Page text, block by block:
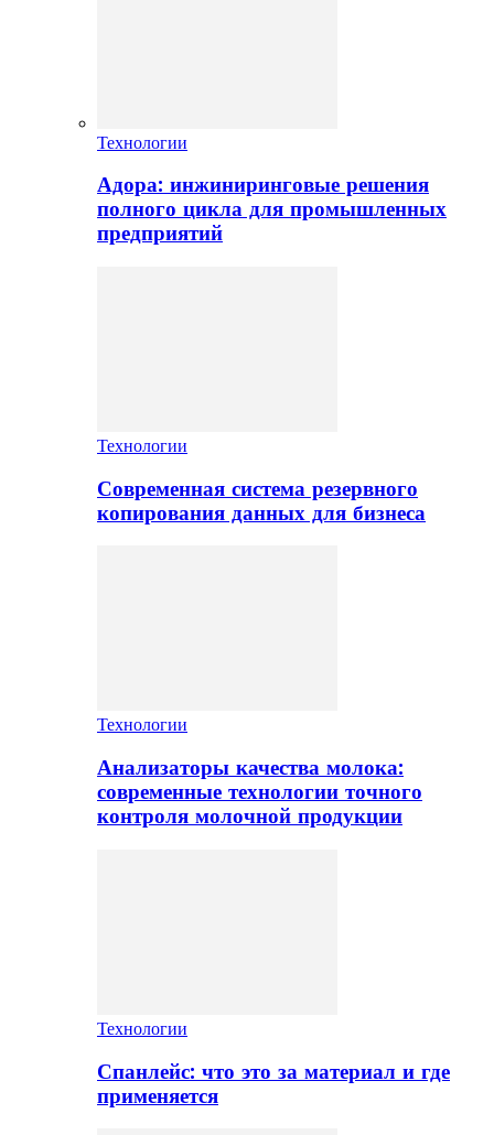
Технологии
Адора: инжиниринговые решения
полного цикла для промышленных
предприятий
Технологии
Современная система резервного
копирования данных для бизнеса
Технологии
Анализаторы качества молока:
современные технологии точного
контроля молочной продукции
Технологии
Спанлейс: что это за материал и где
применяется